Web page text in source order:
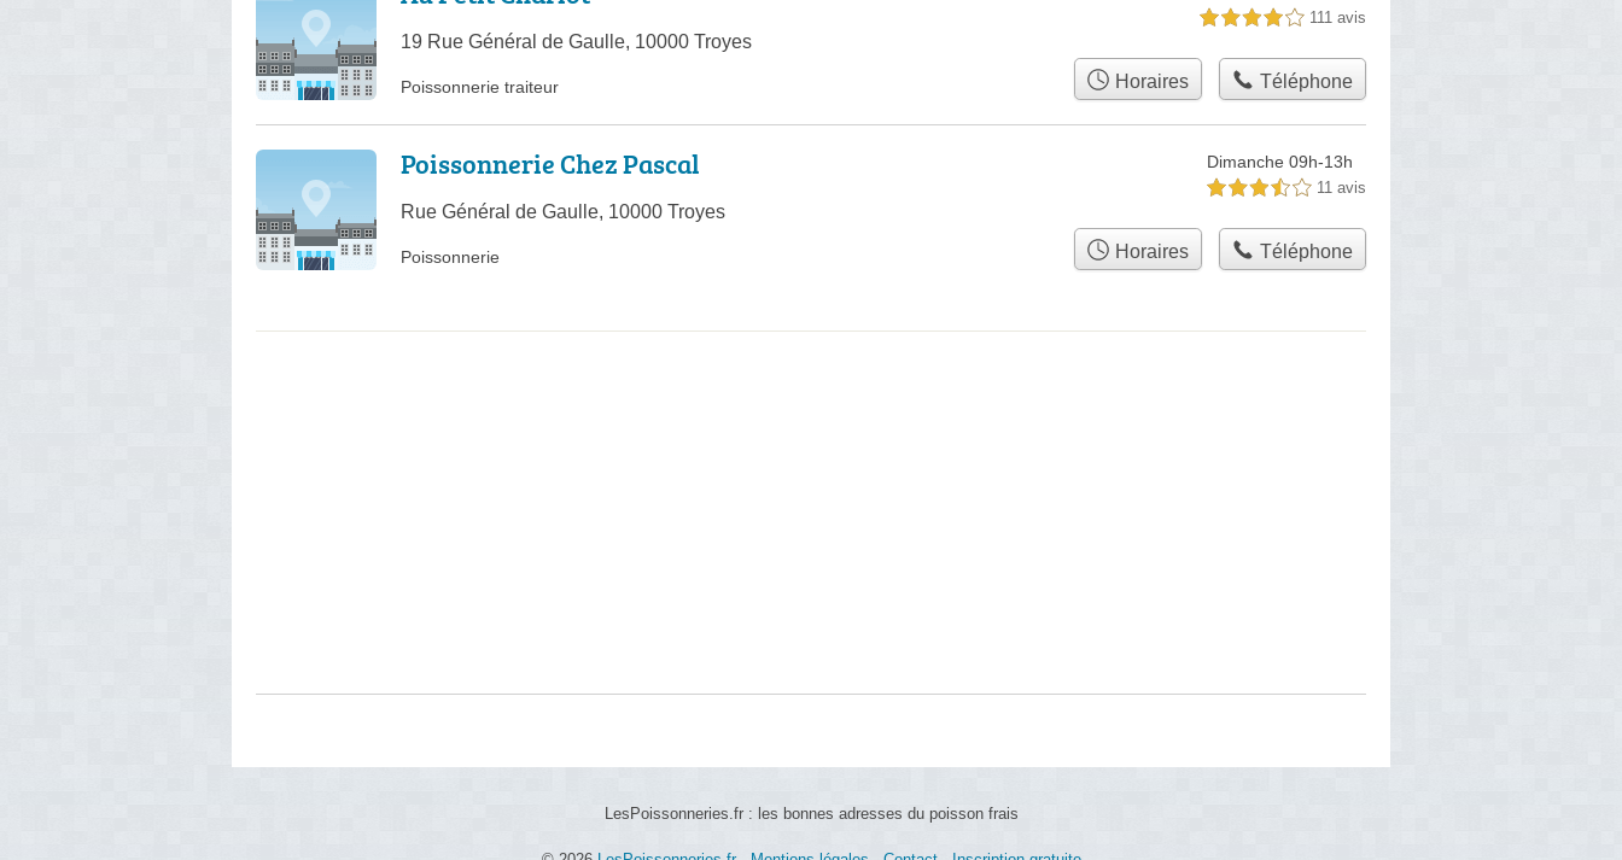
19 Rue Général de Gaulle, 10000 Troyes
4,0 étoiles sur 5 111 avis
Poissonnerie traiteur Horaires Téléphone
Poissonnerie Chez Pascal
Rue Général de Gaulle, 10000 Troyes
Dimanche 09h-13h
3,5 étoiles sur 5 11 avis
Poissonnerie Horaires Téléphone
LesPoissonneries.fr : les bonnes adresses du poisson frais